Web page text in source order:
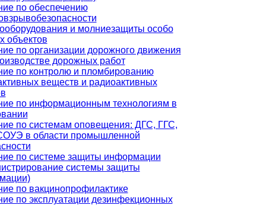
по обеспечению
и молниезащиты особо
объектов
по организации дорожного движения
дорожных работ
по контролю и пломбированию
веществ и радиоактивных
по информационным технологиям в
по системам оповещения: ДГС, ГГС,
в области промышленной
по системе защиты информации
системы защиты
по вакцинопрофилактике
по эксплуатации дезинфекционных